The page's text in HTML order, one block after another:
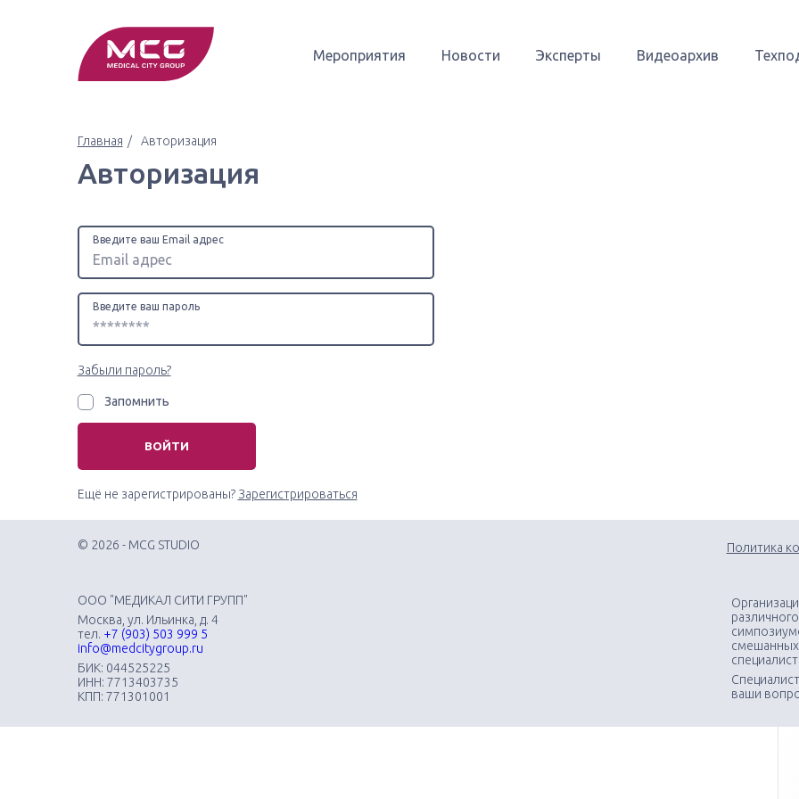
Мероприятия Новости Эксперты Видеоархив
Главная Авторизация
Авторизация
Введите ваш Email адрес
Введите ваш пароль
Забыли пароль?
Запомнить
ВОЙТИ
Ещё не зарегистрированы? Зарегистрироваться
© 2026 - MCG STUDIO Политика
ООО "МЕДИКАЛ СИТИ ГРУПП"
Москва, ул. Ильинка, д. 4
тел. +7 (903) 503 999 5
info@medcitygroup.ru
БИК: 044525225
ИНН: 7713403735
КПП: 771301001
ваши